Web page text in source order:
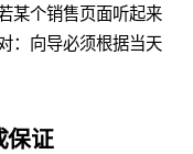
某个销售页面听起来
：向导必须根据当天
保证